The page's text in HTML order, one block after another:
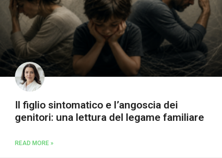
Il figlio sintomatico e l’angoscia dei
genitori: una lettura del legame familiare
READ MORE »